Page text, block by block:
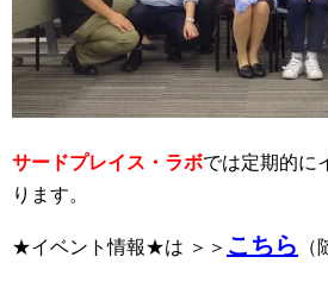
サードプレイス・ラボでは定期的に
ります。
★イベント情報★は ＞＞ こちら （